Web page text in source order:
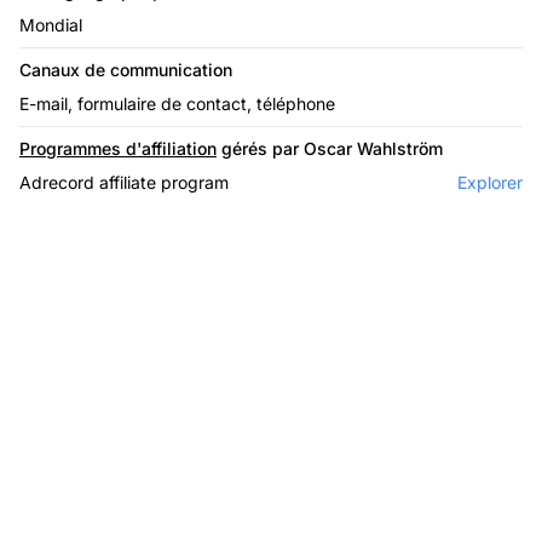
Mondial
Canaux de communication
E-mail, formulaire de contact, téléphone
Programmes d'affiliation gérés par Oscar Wahlström
Adrecord affiliate program
Explorer